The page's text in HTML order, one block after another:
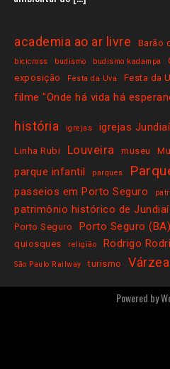
academia ao ar livre Barão
bicicross budismo budismo kadampa
exposição Festa da Uva Festa da
filme "Onde há vida há
história
igrejas igrejas Jundiaí
Linha Rubi Louveira museu
parque infantil parques
passeios em Porto Seguro
patrimônio histórico de Jundiaí
Porto Seguro
Porto Seguro (BA)
quiosques
religião Rodrigo
São Paulo Railway turismo
Powered by